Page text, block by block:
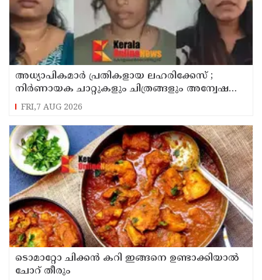
അധ്യാപികമാര്‍ പ്രതികളായ ലഹരിക്കേസ് ;
നിർണായക ചാറ്റുകളും ചിത്രങ്ങളും അന്വേഷണ
സംഘത്തിന്
FRI,7 AUG 2026
ടൊമാറ്റോ ചിക്കൻ കറി ഇങ്ങനെ ഉണ്ടാക്കിയാൽ
ചോറ് തീരും